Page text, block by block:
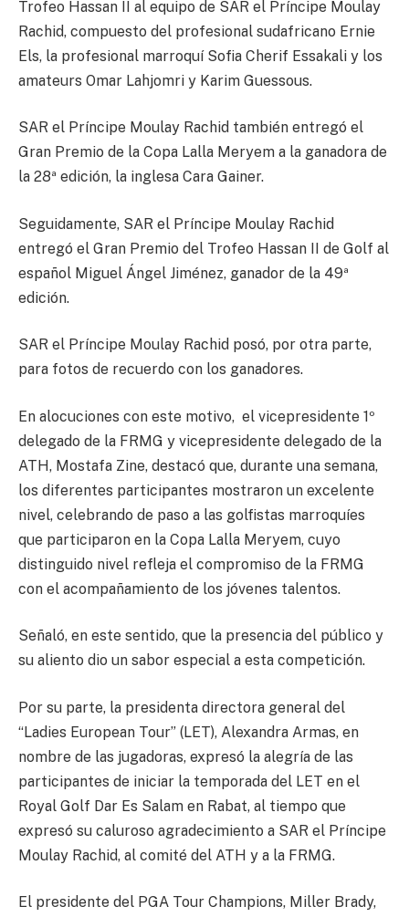
Trofeo Hassan II al equipo de SAR el Príncipe Moulay
Rachid, compuesto del profesional sudafricano Ernie
Els, la profesional marroquí Sofia Cherif Essakali y los
amateurs Omar Lahjomri y Karim Guessous.
SAR el Príncipe Moulay Rachid también entregó el
Gran Premio de la Copa Lalla Meryem a la ganadora de
la 28ª edición, la inglesa Cara Gainer.
Seguidamente, SAR el Príncipe Moulay Rachid
entregó el Gran Premio del Trofeo Hassan II de Golf al
español Miguel Ángel Jiménez, ganador de la 49ª
edición.
SAR el Príncipe Moulay Rachid posó, por otra parte,
para fotos de recuerdo con los ganadores.
En alocuciones con este motivo, el vicepresidente 1º
delegado de la FRMG y vicepresidente delegado de la
ATH, Mostafa Zine, destacó que, durante una semana,
los diferentes participantes mostraron un excelente
nivel, celebrando de paso a las golfistas marroquíes
que participaron en la Copa Lalla Meryem, cuyo
distinguido nivel refleja el compromiso de la FRMG
con el acompañamiento de los jóvenes talentos.
Señaló, en este sentido, que la presencia del público y
su aliento dio un sabor especial a esta competición.
Por su parte, la presidenta directora general del
“Ladies European Tour” (LET), Alexandra Armas, en
nombre de las jugadoras, expresó la alegría de las
participantes de iniciar la temporada del LET en el
Royal Golf Dar Es Salam en Rabat, al tiempo que
expresó su caluroso agradecimiento a SAR el Príncipe
Moulay Rachid, al comité del ATH y a la FRMG.
El presidente del PGA Tour Champions, Miller Brady,